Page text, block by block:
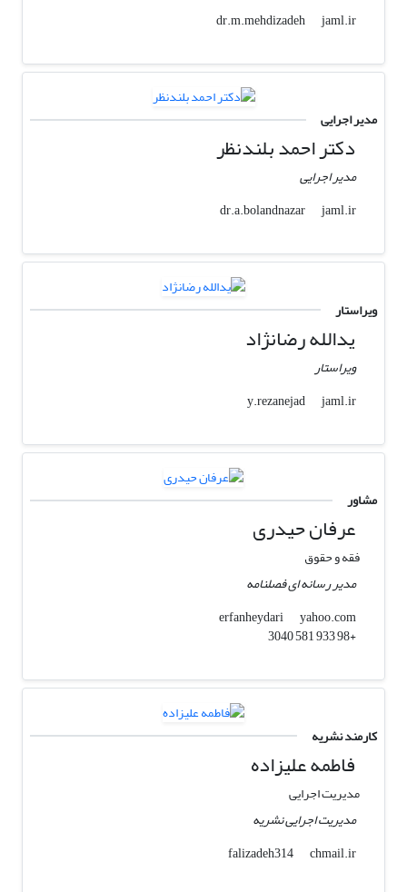
dr.m.mehdizadeh
jaml.ir
مدیر اجرایی
دکتر احمد بلندنظر
مدیر اجرایی
dr.a.bolandnazar
jaml.ir
ویراستار
یدالله رضانژاد
ویراستار
y.rezanejad
jaml.ir
مشاور
عرفان حیدری
فقه و حقوق
مدیر رسانه ای فصلنامه
erfanheydari
yahoo.com
+98 933 581 3040
کارمند نشریه
فاطمه علیزاده
مدیریت اجرایی
مدیریت اجرایی نشریه
falizadeh314
chmail.ir